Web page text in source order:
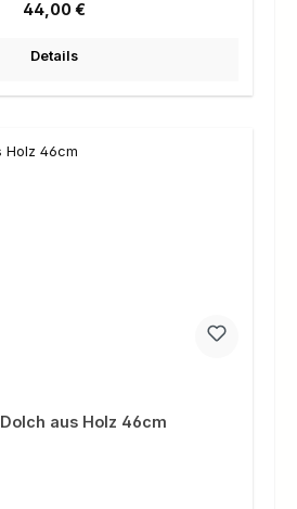
Regulärer Preis:
44,00 €
Details
SPES - Dolch aus Holz 46cm